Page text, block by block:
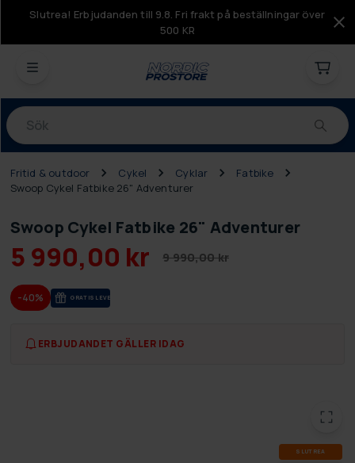
Slutrea! Erbjudanden till 9.8. Fri frakt på beställningar över
500 KR
Produkter
Fritid & outdoor Cykel Cyklar
Fatbike
Swoop Cykel Fatbike 26" Adventurer
Swoop Cykel Fatbike 26" Adventurer
5 990,00 kr 9 990,00 kr
-40% GRA­TIS LE­VE­RANS
ERBJUDANDET GÄLLER IDAG
SLUT­REA